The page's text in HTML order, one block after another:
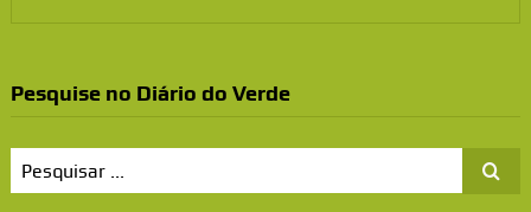
Pesquise no Diário do Verde